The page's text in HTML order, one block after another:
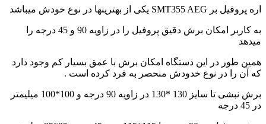
اره پروفیل بر SMT355 AEG یکی از بهترینها در نوع خودش میباشد
به کاربر امکان برش دقیق پروفیل را در زاویه 90 و 45 درجه را
میدهد
همین طور در این دستگاه امکان برش با عمق بسیار کم وجود دارد
که آن را در نوع خدودش منحصر به فرد کرده است .
برش نبشی تا سایز 130 *130 در زاویه 90 درجه و 100*100 میلیمتر
در 45 درجه